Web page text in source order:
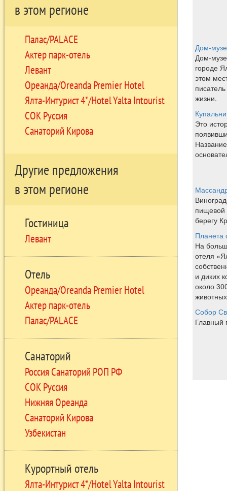
в этом регионе
Палас/PALACE
Актер парк-отель
Левант
Ореанда/Oreanda Premier Hotel
Ялта-Интурист 4*/Hotel Yalta Intourist
СОК Руссия
Санаторий Кирова
Другие предложения
в этом регионе
Гостиница
Левант
Отель
Ореанда/Oreanda Premier Hotel
Актер парк-отель
Палас/PALACE
Санаторий
Россия Санаторий РОП РФ
СОК Руссия
Нижняя Ореанда
Санаторий Кирова
Узбекистан
Курортный отель
Ялта-Интурист 4*/Hotel Yalta Intourist
Дом-
Дом-
городе
этом
жизни.
Это
берегу
Планета
На
отеля
и диких
около
Собор
Главный